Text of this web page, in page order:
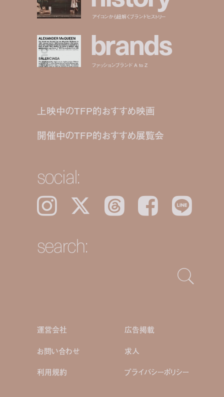
アイコンから紐解くブランドヒストリー
brands
ファッションブランド A to Z
上映中のTFP的おすすめ映画
開催中のTFP的おすすめ展覧会
social:
Instagram 𝕏 Threads Facebook LINE
search:
運営会社
広告掲載
お問い合わせ
求人
利用規約 プライバシーポリシー